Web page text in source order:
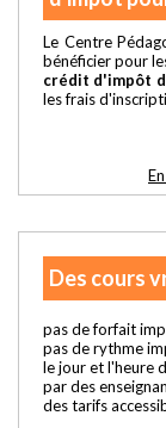
Le Centre
bénéficier pour
crédit d'impôt
les frais
Des cours
pas de forfait
pas de rythme
le jour et l'heure
par des
des tarifs